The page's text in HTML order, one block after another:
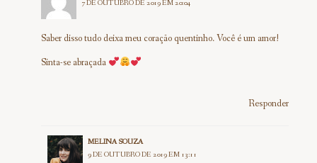
7 DE OUTUBRO DE 2019 EM 20:04
Saber disso tudo deixa meu coração quentinho. Você é um amor!
Sinta-se abraçada
Responder
MELINA SOUZA
9 DE OUTUBRO DE 2019 EM 13:11